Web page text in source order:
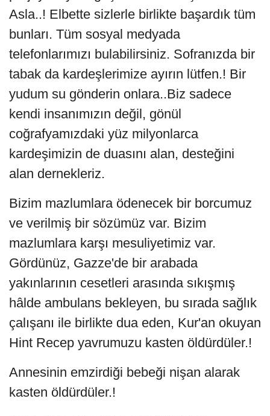
Asla..! Elbette sizlerle birlikte başardık tüm
bunları. Tüm sosyal medyada
telefonlarımızı bulabilirsiniz. Sofranızda bir
tabak da kardeşlerimize ayırın lütfen.! Bir
yudum su gönderin onlara..Biz sadece
kendi insanımızın değil, gönül
coğrafyamızdaki yüz milyonlarca
kardeşimizin de duasını alan, desteğini
alan dernekleriz.
Bizim mazlumlara ödenecek bir borcumuz
ve verilmiş bir sözümüz var. Bizim
mazlumlara karşı mesuliyetimiz var.
Gördünüz, Gazze'de bir arabada
yakınlarının cesetleri arasında sıkışmış
hâlde ambulans bekleyen, bu sırada sağlık
çalışanı ile birlikte dua eden, Kur'an okuyan
Hint Recep yavrumuzu kasten öldürdüler.!
Annesinin emzirdiği bebeği nişan alarak
kasten öldürdüler.!